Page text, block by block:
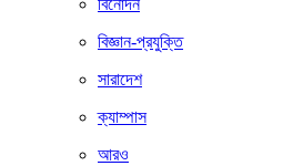
বিনোদন
বিজ্ঞান-প্রযুক্তি
সারাদেশ
ক্যাম্পাস
আরও